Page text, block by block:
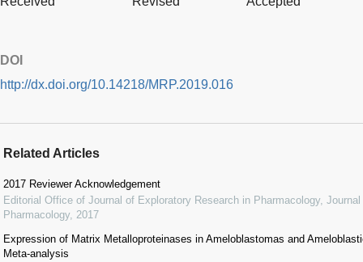
DOI
http://dx.doi.org/10.14218/MRP.2019.016
Related Articles
2017 Reviewer Acknowledgement
Editorial Office of Journal of Exploratory Research in Pharmacology,
Pharmacology, 2017
Expression of Matrix Metalloproteinases in Ameloblastomas and
Meta-analysis